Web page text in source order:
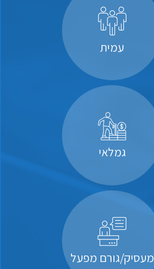
עמית
גמלאי
מעסיק/גורם מפעל